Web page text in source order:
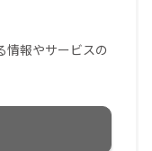
情報やサービスの